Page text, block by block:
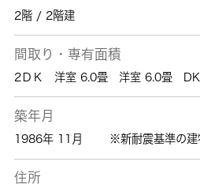
2階 / 2階建
間取り・専有面積
2ＤＫ 洋室 6.0畳 洋室 6.0畳 DK
築年月
1986年 11月 ※新耐震基準の建
住所